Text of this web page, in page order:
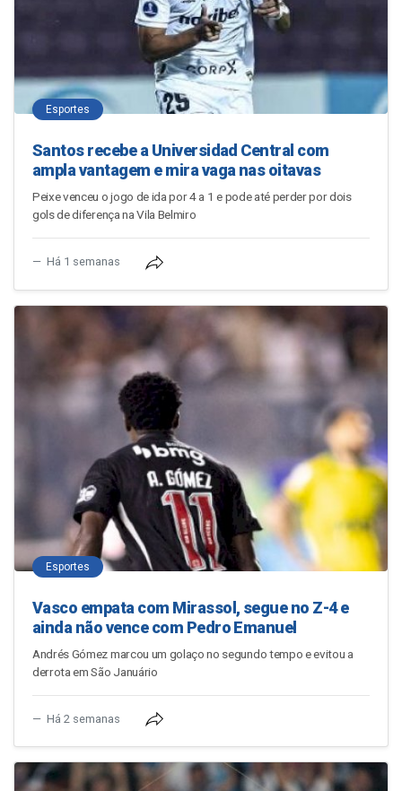
Esportes
Santos recebe a Universidad Central com
ampla vantagem e mira vaga nas oitavas
Peixe venceu o jogo de ida por 4 a 1 e pode até perder por dois
gols de diferença na Vila Belmiro
Há 1 semanas
Esportes
Vasco empata com Mirassol, segue no Z-4 e
ainda não vence com Pedro Emanuel
Andrés Gómez marcou um golaço no segundo tempo e evitou a
derrota em São Januário
Há 2 semanas